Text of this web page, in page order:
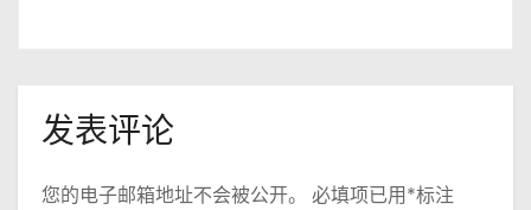
发表评论
您的电子邮箱地址不会被公开。 必填项已用*标注